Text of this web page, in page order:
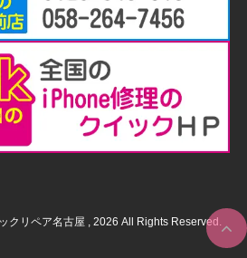
クリペア名古屋 , 2026 All Rights Reserved.